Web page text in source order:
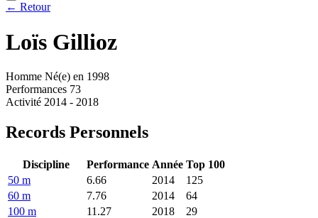
← Retour
Loïs Gillioz
Homme Né(e) en 1998
Performances 73
Activité 2014 - 2018
Records Personnels
Discipline Performance Année Top 100
50 m
6.66 2014
125
60 m
7.76 2014
64
100 m
11.27 2018
29